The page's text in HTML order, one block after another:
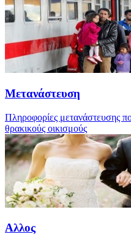
Μετανάστευση
Πληροφορίες μετανάστευσης
θρακικούς οικισμούς
Αλλος